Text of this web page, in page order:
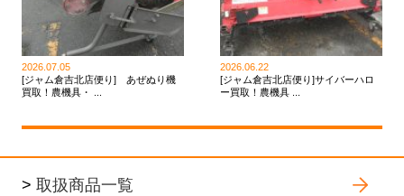
2026.07.05
[ジャム倉吉北店便り] あぜぬり機
買取！農機具・ ...
2026.06.22
[ジャム倉吉北店便り]サイバーハロ
ー買取！農機具 ...
> 取扱商品一覧